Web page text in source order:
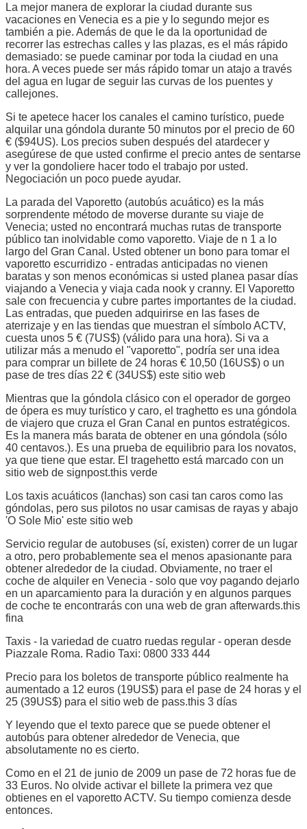
La mejor manera de explorar la ciudad durante sus
vacaciones en Venecia es a pie y lo segundo mejor es
también a pie. Además de que le da la oportunidad de
recorrer las estrechas calles y las plazas, es el más rápido
demasiado: se puede caminar por toda la ciudad en una
hora. A veces puede ser más rápido tomar un atajo a través
del agua en lugar de seguir las curvas de los puentes y
callejones.
Si te apetece hacer los canales el camino turístico, puede
alquilar una góndola durante 50 minutos por el precio de 60
€ ($94US). Los precios suben después del atardecer y
asegúrese de que usted confirme el precio antes de sentarse
y ver la gondoliere hacer todo el trabajo por usted.
Negociación un poco puede ayudar.
La parada del Vaporetto (autobús acuático) es la más
sorprendente método de moverse durante su viaje de
Venecia; usted no encontrará muchas rutas de transporte
público tan inolvidable como vaporetto. Viaje de n 1 a lo
largo del Gran Canal. Usted obtener un bono para tomar el
vaporetto escurridizo - entradas anticipadas no vienen
baratas y son menos económicas si usted planea pasar días
viajando a Venecia y viaja cada nook y cranny. El Vaporetto
sale con frecuencia y cubre partes importantes de la ciudad.
Las entradas, que pueden adquirirse en las fases de
aterrizaje y en las tiendas que muestran el símbolo ACTV,
cuesta unos 5 € (7US$) (válido para una hora). Si va a
utilizar más a menudo el "vaporetto", podría ser una idea
para comprar un billete de 24 horas € 10,50 (16US$) o un
pase de tres días 22 € (34US$) este sitio web
Mientras que la góndola clásico con el operador de gorgeo
de ópera es muy turístico y caro, el traghetto es una góndola
de viajero que cruza el Gran Canal en puntos estratégicos.
Es la manera más barata de obtener en una góndola (sólo
40 centavos.). Es una prueba de equilibrio para los novatos,
ya que tiene que estar. El tragehetto está marcado con un
sitio web de signpost.this verde
Los taxis acuáticos (lanchas) son casi tan caros como las
góndolas, pero sus pilotos no usar camisas de rayas y abajo
'O Sole Mio' este sitio web
Servicio regular de autobuses (sí, existen) correr de un lugar
a otro, pero probablemente sea el menos apasionante para
obtener alrededor de la ciudad. Obviamente, no traer el
coche de alquiler en Venecia - solo que voy pagando dejarlo
en un aparcamiento para la duración y en algunos parques
de coche te encontrarás con una web de gran afterwards.this
fina
Taxis - la variedad de cuatro ruedas regular - operan desde
Piazzale Roma. Radio Taxi: 0800 333 444
Precio para los boletos de transporte público realmente ha
aumentado a 12 euros (19US$) para el pase de 24 horas y el
25 (39US$) para el sitio web de pass.this 3 días
Y leyendo que el texto parece que se puede obtener el
autobús para obtener alrededor de Venecia, que
absolutamente no es cierto.
Como en el 21 de junio de 2009 un pase de 72 horas fue de
33 Euros. No olvide activar el billete la primera vez que
obtienes en el vaporetto ACTV. Su tiempo comienza desde
entonces.